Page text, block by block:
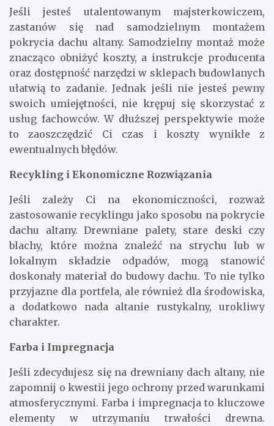
Jeśli jesteś utalentowanym majsterkowiczem,
zastanów się nad samodzielnym montażem
pokrycia dachu altany. Samodzielny montaż może
znacząco obniżyć koszty, a instrukcje producenta
oraz dostępność narzędzi w sklepach budowlanych
ułatwią to zadanie. Jednak jeśli nie jesteś pewny
swoich umiejętności, nie krępuj się skorzystać z
usług fachowców. W dłuższej perspektywie może
to zaoszczędzić Ci czas i koszty wynikłe z
ewentualnych błędów.
Recykling i Ekonomiczne Rozwiązania
Jeśli zależy Ci na ekonomiczności, rozważ
zastosowanie recyklingu jako sposobu na pokrycie
dachu altany. Drewniane palety, stare deski czy
blachy, które można znaleźć na strychu lub w
lokalnym składzie odpadów, mogą stanowić
doskonały materiał do budowy dachu. To nie tylko
przyjazne dla portfela, ale również dla środowiska,
a dodatkowo nada altanie rustykalny, urokliwy
charakter.
Farba i Impregnacja
Jeśli zdecydujesz się na drewniany dach altany, nie
zapomnij o kwestii jego ochrony przed warunkami
atmosferycznymi. Farba i impregnacja to kluczowe
elementy w utrzymaniu trwałości drewna.